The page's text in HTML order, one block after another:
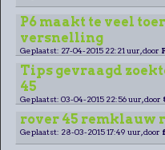
P6 maakt te veel
versnelling
Geplaatst: 27-04-2015 22:21 uur, door
Tips gevraagd
45
Geplaatst: 03-04-2015 22:56 uur, door
rover 45 remklauw
Geplaatst: 28-03-2015 17:49 uur, door